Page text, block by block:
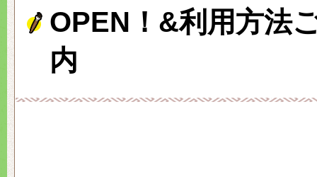
OPEN！&利用方法
内